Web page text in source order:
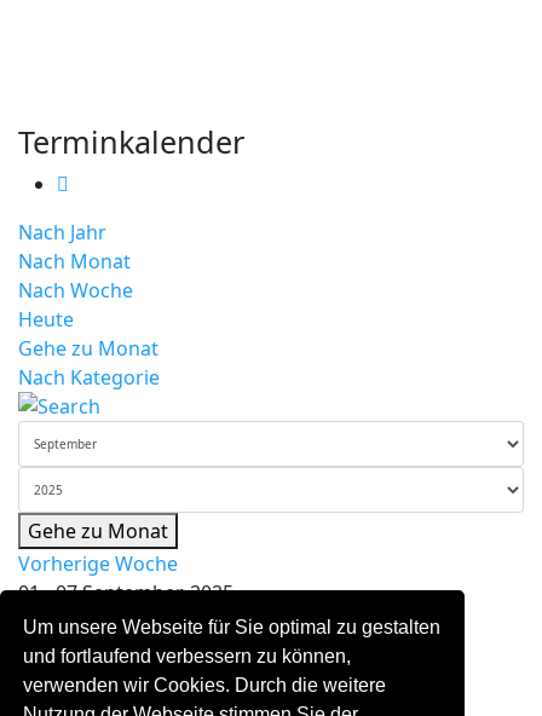
Um unsere Webseite für Sie optimal zu gestalten
und fortlaufend verbessern zu können,
verwenden wir Cookies. Durch die weitere
Terminkalender
Nach Jahr
Nach Monat
Nach Woche
Heute
Gehe zu Monat
Nach Kategorie
Gehe zu Monat
Vorherige Woche
01 - 07 September, 2025
Folgende Woche
05. September
15:00Ferienspiele 2025 :: Sommer